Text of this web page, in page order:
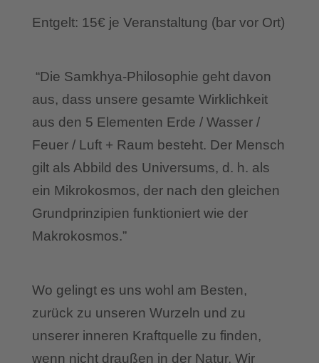
Entgelt: 15€ je Veranstaltung (bar vor Ort)
“Die Samkhya-Philosophie geht davon
aus, dass unsere gesamte Wirklichkeit
aus den 5 Elementen Erde / Wasser /
Feuer / Luft + Raum besteht. Der Mensch
gilt als Abbild des Universums, d. h. als
ein Mikrokosmos, der nach den gleichen
Grundprinzipien funktioniert wie der
Makrokosmos.”
Wo gelingt es uns wohl am Besten,
zurück zu unseren Wurzeln und zu
unserer inneren Kraftquelle zu finden,
wenn nicht draußen in der Natur. Wir